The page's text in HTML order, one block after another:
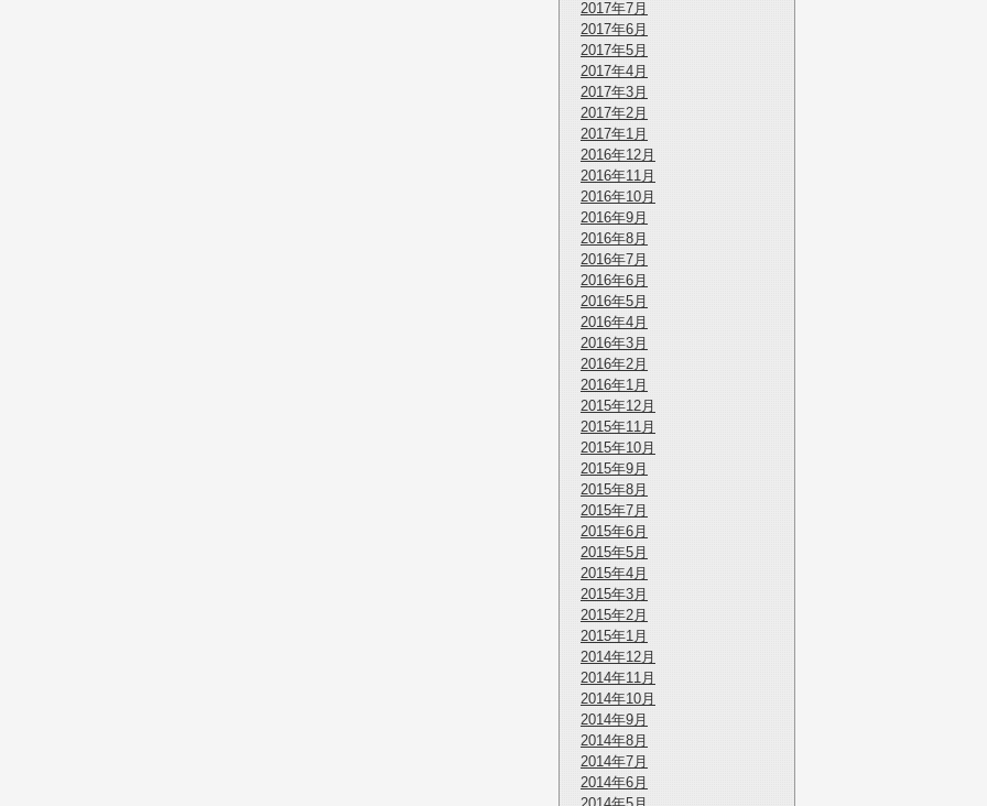
2017年7月
2017年6月
2017年5月
2017年4月
2017年3月
2017年2月
2017年1月
2016年12月
2016年11月
2016年10月
2016年9月
2016年8月
2016年7月
2016年6月
2016年5月
2016年4月
2016年3月
2016年2月
2016年1月
2015年12月
2015年11月
2015年10月
2015年9月
2015年8月
2015年7月
2015年6月
2015年5月
2015年4月
2015年3月
2015年2月
2015年1月
2014年12月
2014年11月
2014年10月
2014年9月
2014年8月
2014年7月
2014年6月